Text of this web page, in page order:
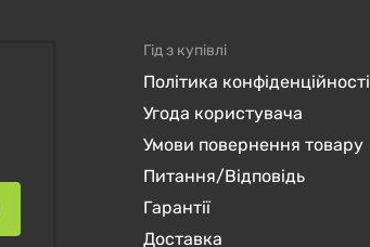
Гід з купівлі
Політика конфіденційності
Угода користувача
Умови повернення товару
Питання/Відповідь
Гарантії
Доставка